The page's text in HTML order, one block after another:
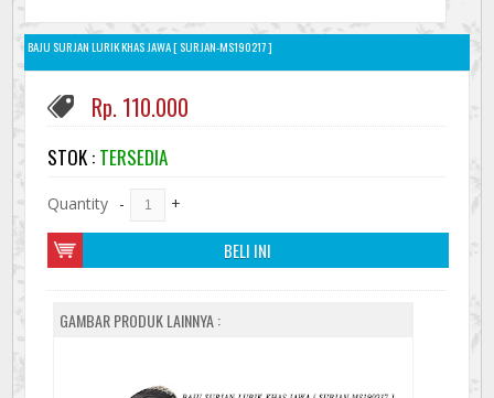
BAJU SURJAN LURIK KHAS JAWA [ SURJAN-MS190217 ]
Rp. 110.000
STOK : TERSEDIA
Quantity - +
BELI INI
GAMBAR PRODUK LAINNYA :